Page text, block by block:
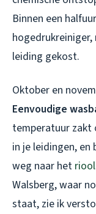
Binnen een
hogedrukreiniger,
leiding gekost.
Oktober en
Eenvoudige
temperatuur zakt
in je leidingen, en
weg naar het riool
Walsberg, waar
staat, zie ik